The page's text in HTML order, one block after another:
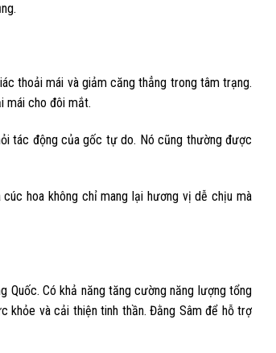
thoải mái và giảm căng thẳng trong tâm trạng.
mái cho đôi mắt.
tác động của gốc tự do. Nó cũng thường được
hoa không chỉ mang lại hương vị dễ chịu mà
Có khả năng tăng cường năng lượng tổng
và cải thiện tinh thần. Đằng Sâm để hỗ trợ